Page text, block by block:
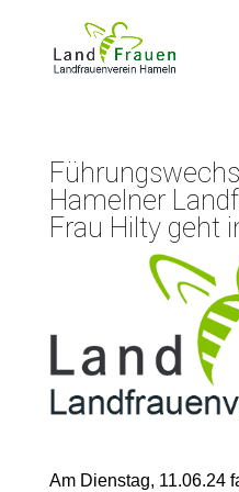
Hamelner
Frau Hilty geht
Am Dienstag, 11.06.24